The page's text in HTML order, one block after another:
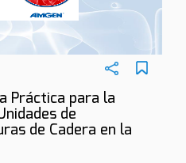
Práctica para la
de
de Cadera en la